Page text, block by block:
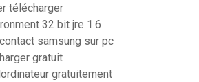
télécharger
32 bit jre 1.6
samsung sur pc
gratuit
gratuitement